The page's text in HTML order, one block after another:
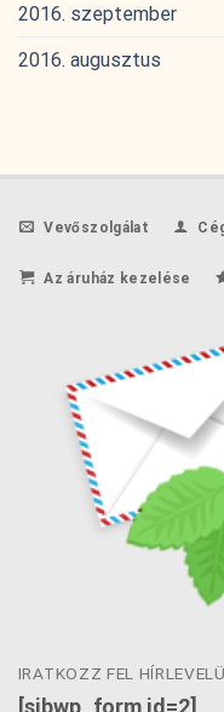
2016. szeptember
2016. augusztus
Vevőszolgálat
Az áruház kezelése
IRATKOZZ FEL
[sibwp_form id=2]